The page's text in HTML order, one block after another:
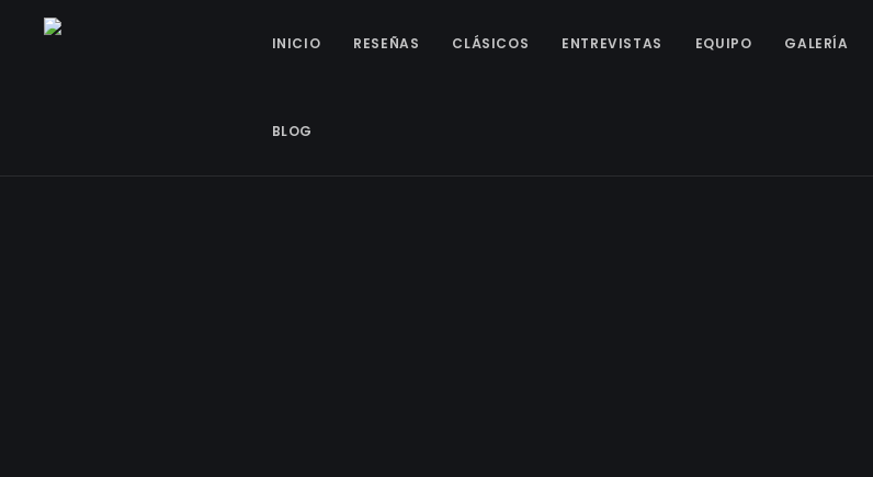
INICIO RESEÑAS CLÁSICOS ENTREVISTAS EQUIPO GALERÍA
BLOG